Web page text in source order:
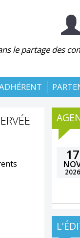
le partage des
17
2026